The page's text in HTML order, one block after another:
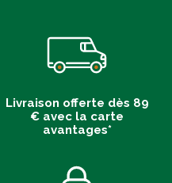
Livraison offerte dès 89
€ avec la carte
avantages*